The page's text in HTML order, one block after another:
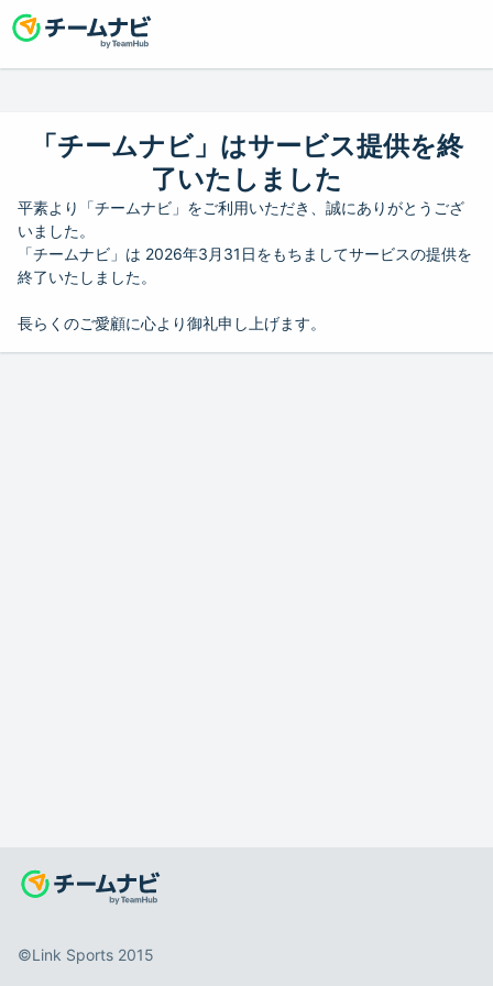
「チームナビ」はサービス提供を終
了いたしました
平素より「チームナビ」をご利用いただき、誠にありがとうござ
いました。
「チームナビ」は 2026年3月31日をもちましてサービスの提供を
終了いたしました。
長らくのご愛顧に心より御礼申し上げます。
©️Link Sports 2015